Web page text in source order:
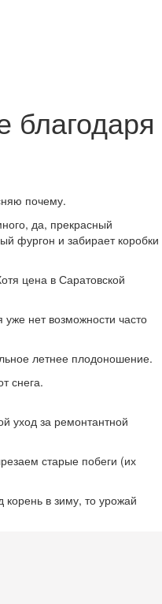
благодаря
почему.
да, прекрасный
фургон и забирает коробки
цена в Саратовской
нет возможности часто
летнее плодоношение.
снега.
уход за ремонтантной
старые побеги (их
в зиму, то урожай